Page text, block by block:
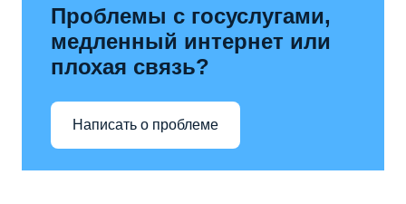
Проблемы с госуслугами,
медленный интернет или
плохая связь?
Написать о проблеме